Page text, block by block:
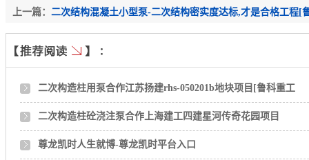
上一篇： 二次结构混凝土小型泵-二次结构密实度达标,才是合格工程[
二次构造柱用泵合作江苏扬建rhs-050201b地块项目[鲁科重工
二次构造柱砼浇注泵合作上海建工四建星河传奇花园项目
尊龙凯时人生就博-尊龙凯时平台入口